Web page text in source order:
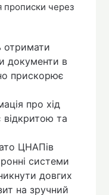
прописки через
отримати
документи в
прискорює
про хід
відкритою та
ЦНАПів
системи
довгих
на зручний